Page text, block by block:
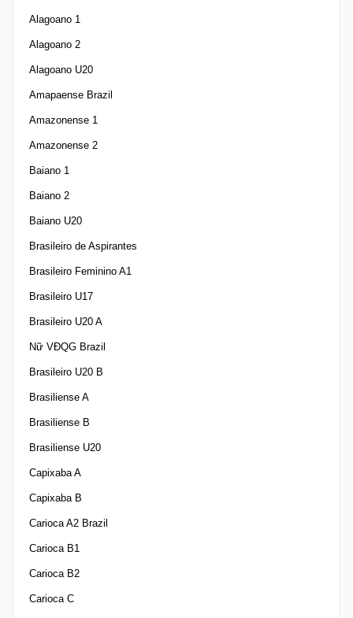
Alagoano 1
Alagoano 2
Alagoano U20
Amapaense Brazil
Amazonense 1
Amazonense 2
Baiano 1
Baiano 2
Baiano U20
Brasileiro de Aspirantes
Brasileiro Feminino A1
Brasileiro U17
Brasileiro U20 A
Nữ VĐQG Brazil
Brasileiro U20 B
Brasiliense A
Brasiliense B
Brasiliense U20
Capixaba A
Capixaba B
Carioca A2 Brazil
Carioca B1
Carioca B2
Carioca C